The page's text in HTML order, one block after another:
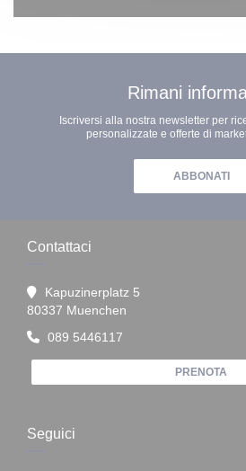
Rimani
Iscriversi alla nostra newsletter per
personalizzate e offerte di
ABBONATI
Contattaci
Kapuzinerplatz 5
80337 Muenchen
089 5446117
PRENOTA
Seguici